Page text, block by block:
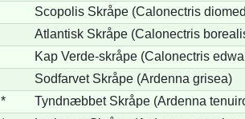
Scopolis Skråpe (Calonectris
Atlantisk Skråpe (Calonectris
Kap Verde-skråpe (Calonectris
Sodfarvet Skråpe (Ardenna grisea)
*
Tyndnæbbet Skråpe (Ardenna